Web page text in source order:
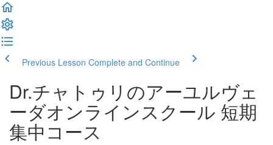
Previous Lesson Complete and Continue
Dr.チャトゥリのアーユルヴェ
ーダオンラインスクール 短期
集中コース